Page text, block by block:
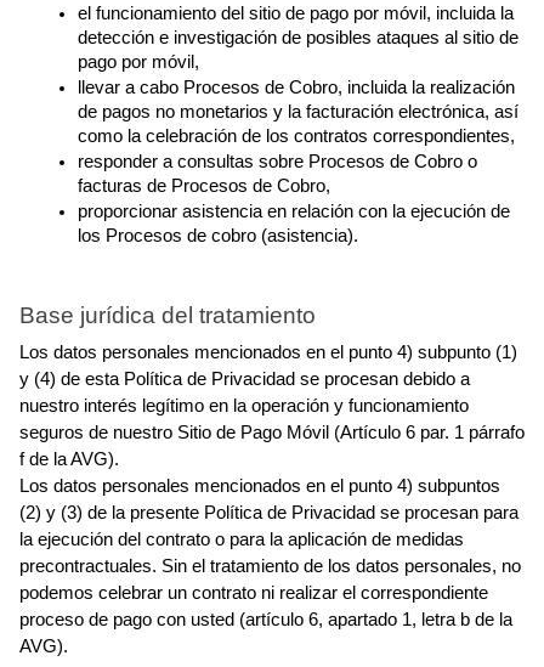
el funcionamiento del sitio de pago por móvil, incluida la
detección e investigación de posibles ataques al sitio de
pago por móvil,
llevar a cabo Procesos de Cobro, incluida la realización
de pagos no monetarios y la facturación electrónica, así
como la celebración de los contratos correspondientes,
responder a consultas sobre Procesos de Cobro o
facturas de Procesos de Cobro,
proporcionar asistencia en relación con la ejecución de
los Procesos de cobro (asistencia).
Base jurídica del tratamiento
Los datos personales mencionados en el punto 4) subpunto (1)
y (4) de esta Política de Privacidad se procesan debido a
nuestro interés legítimo en la operación y funcionamiento
seguros de nuestro Sitio de Pago Móvil (Artículo 6 par. 1 párrafo
f de la AVG).
Los datos personales mencionados en el punto 4) subpuntos
(2) y (3) de la presente Política de Privacidad se procesan para
la ejecución del contrato o para la aplicación de medidas
precontractuales. Sin el tratamiento de los datos personales, no
podemos celebrar un contrato ni realizar el correspondiente
proceso de pago con usted (artículo 6, apartado 1, letra b de la
AVG).